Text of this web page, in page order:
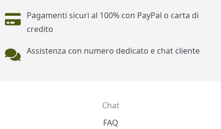
Pagamenti sicuri al 100% con PayPal o carta di
credito
Assistenza con numero dedicato e chat cliente
Chat
FAQ